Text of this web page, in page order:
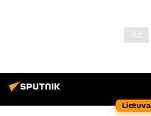
Lietuva